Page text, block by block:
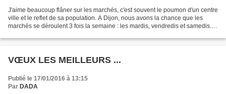
J'aime beaucoup flâner sur les marchés, c'est souvent le poumon d'un centre
ville et le reflet de sa population. A Dijon, nous avons la chance que les
marchés se déroulent 3 fois la semaine : les mardis, vendredis et samedis.
VŒUX LES MEILLEURS ...
Publié le 17/01/2016 à 13:15
Par DADA